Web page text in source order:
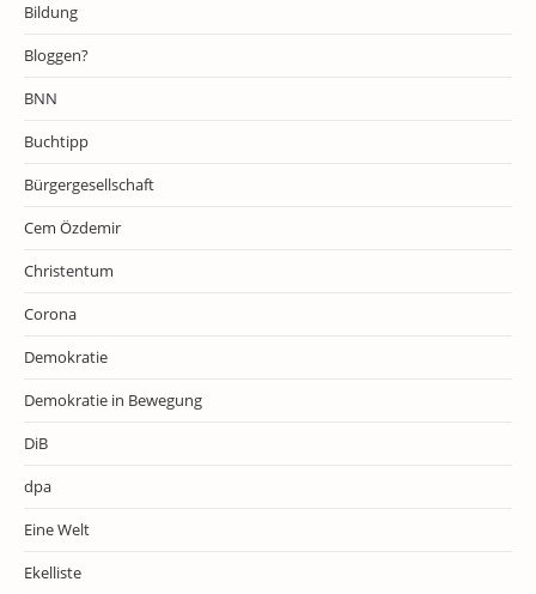
Bildung
Bloggen?
BNN
Buchtipp
Bürgergesellschaft
Cem Özdemir
Christentum
Corona
Demokratie
Demokratie in Bewegung
DiB
dpa
Eine Welt
Ekelliste